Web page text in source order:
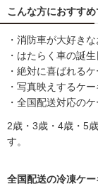
こんな方におすす
・消防車が大好き
・はたらく車の誕
・絶対に喜ばれる
・写真映えするケ
・全国配送対応の
2歳・3歳・4歳・5
す。
全国配送の冷凍ケ